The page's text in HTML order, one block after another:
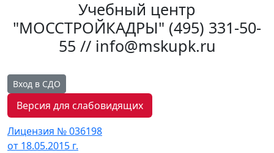
Учебный центр
"МОССТРОЙКАДРЫ" (495) 331-50-
55 // info@mskupk.ru
Вход в СДО
Версия для слабовидящих
Лицензия № 036198
от 18.05.2015 г.